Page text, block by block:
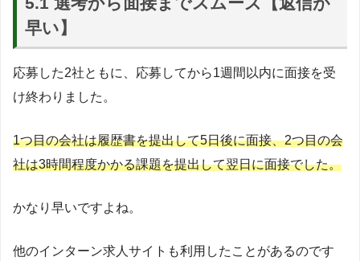
早い】
応募した2社ともに、応募してから1週間以内に面接を受
け終わりました。
1つ目の会社は履歴書を提出して5日後に面接、2つ目の会
社は3時間程度かかる課題を提出して翌日に面接でした。
かなり早いですよね。
他のインターン求人サイトも利用したことがあるのです